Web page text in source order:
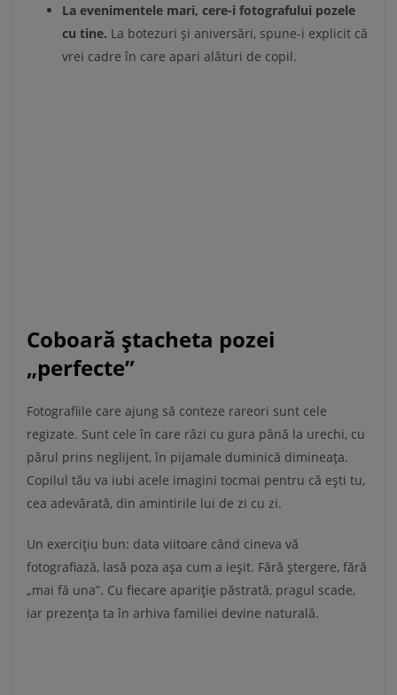
La evenimentele mari, cere-i fotografului pozele
cu tine. La botezuri și aniversări, spune-i explicit că
vrei cadre în care apari alături de copil.
Coboară ștacheta pozei
„perfecte”
Fotografiile care ajung să conteze rareori sunt cele
regizate. Sunt cele în care râzi cu gura până la urechi, cu
părul prins neglijent, în pijamale duminică dimineața.
Copilul tău va iubi acele imagini tocmai pentru că ești tu,
cea adevărată, din amintirile lui de zi cu zi.
Un exercițiu bun: data viitoare când cineva vă
fotografiază, lasă poza așa cum a ieșit. Fără ștergere, fără
„mai fă una”. Cu fiecare apariție păstrată, pragul scade,
iar prezența ta în arhiva familiei devine naturală.